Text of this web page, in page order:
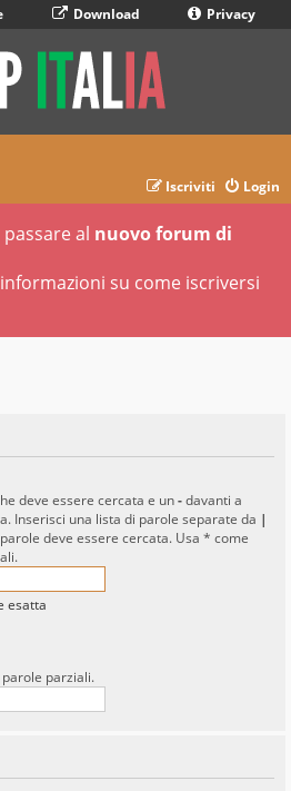
Download Privacy
Login
Iscriviti
al nuovo forum di
su come iscriversi
deve essere cercata e un-davanti a
Inserisci una lista di parole separate da |
deve essere cercata. Usa * come
esatta
parziali.